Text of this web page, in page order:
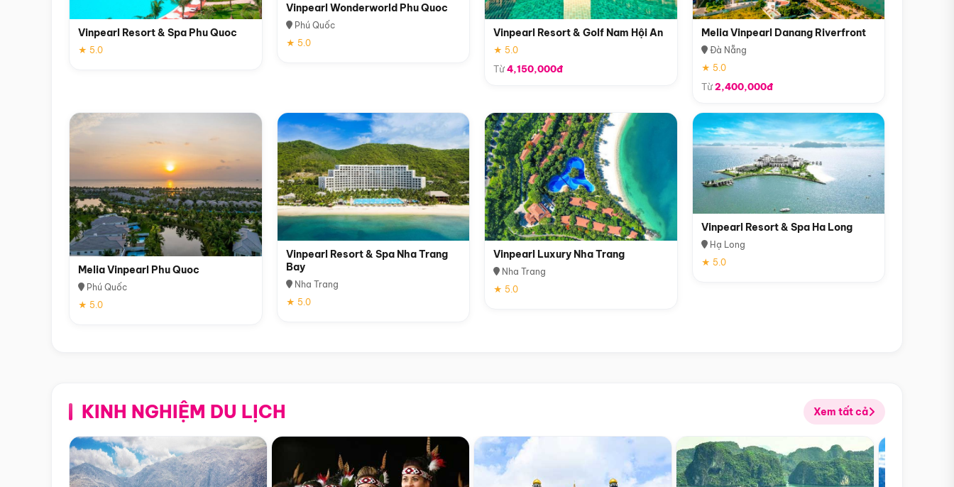
Vinpearl Resort & Spa Phu Quoc
★ 5.0
Vinpearl Wonderworld Phu Quoc
Phú Quốc
★ 5.0
Vinpearl Resort & Golf Nam Hội An
★ 5.0
Từ4,150,000đ
Melia Vinpearl Danang Riverfront
Đà Nẵng
★ 5.0
Từ2,400,000đ
Melia Vinpearl Phu Quoc
Phú Quốc
★ 5.0
Vinpearl Resort & Spa Nha Trang
Bay
Nha Trang
★ 5.0
Vinpearl Luxury Nha Trang
Nha Trang
★ 5.0
Vinpearl Resort & Spa Ha Long
Hạ Long
★ 5.0
KINH NGHIỆM DU LỊCH Xem tất cả